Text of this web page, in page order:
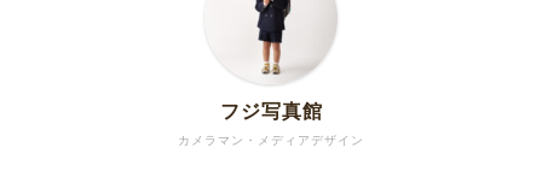
カメラマン・メディアデザイン
フジ写真館